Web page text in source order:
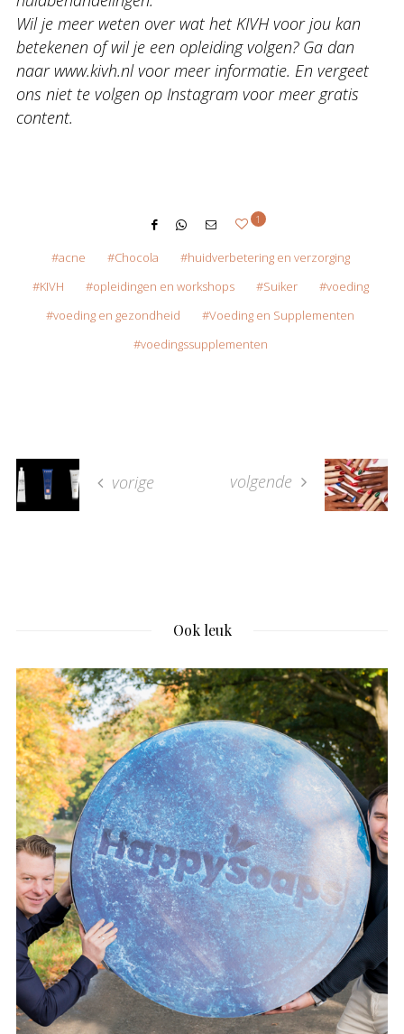
Wil je meer weten over wat het KIVH voor jou kan
betekenen of wil je een opleiding volgen? Ga dan
naar www.kivh.nl voor meer informatie. En vergeet
ons niet te volgen op Instagram voor meer gratis
content.
1
acne Chocola
huidverbetering en verzorging
KIVH
opleidingen en workshops Suiker
voeding
voeding en gezondheid
Voeding en Supplementen
voedingssupplementen
vorige volgende
Ook leuk